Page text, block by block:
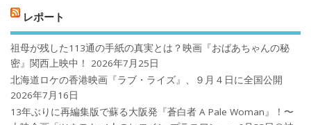
レポート
祖母が残した113通の手紙の真実とは？映画『おばあちゃんの秘
密』関西上映中！
2026年7月25日
北海道ロケの香港映画『ラブ・ライズ』、９月４日に全国公開
2026年7月16日
13年ぶりに再編集版で蘇る大阪発『蒼白者 A Pale Woman』！〜